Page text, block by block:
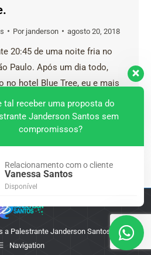
Por janderson agosto 20, 2018
20:45 de uma noite fria no
Paulo. Após um dia todo,
no hotel Blue Tree, eu e mais
nos confraternizar em um
do local. Ignoramos
Morumbi em frente ao
informal e despojado.
a Palestrante Janderson Santos - 2025
Navigation
tal receber uma proposta do
Janderson Santos sem
compromissos?
Relacionamento com o cliente
Vanessa Santos
Disponível